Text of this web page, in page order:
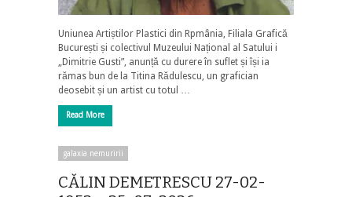
Uniunea Artiștilor Plastici din Rpmânia, Filiala Grafică
București și colectivul Muzeului Național al Satului i
„Dimitrie Gusti”, anunță cu durere în suflet și își ia
rămas bun de la Titina Rădulescu, un grafician
deosebit și un artist cu totul …
Read More
galaxia nemuririi
CĂLIN DEMETRESCU 27-02-